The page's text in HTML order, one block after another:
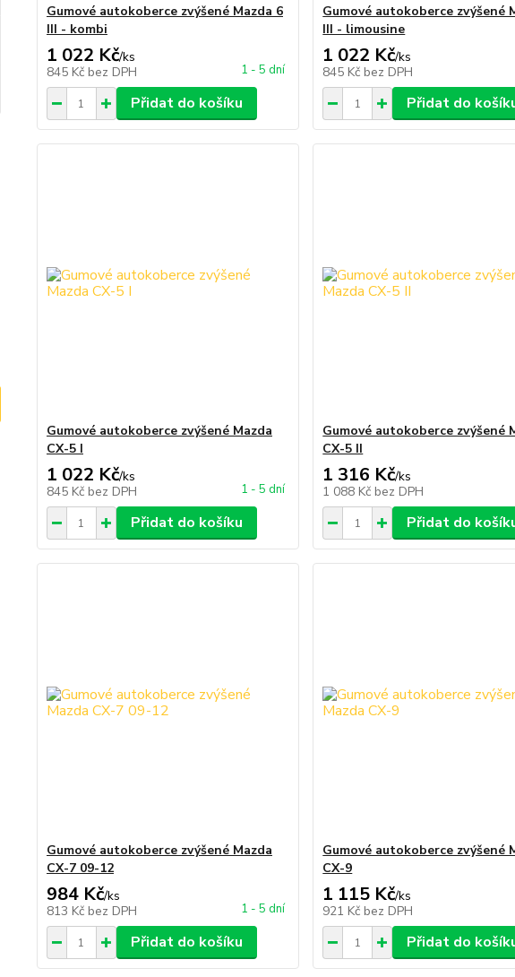
Gumové autokoberce zvýšené Mazda 6
III - kombi
1 022 Kč/ks
845 Kč bez DPH 1 - 5 dní
Přidat do košíku
Gumové autokoberce zvýšené
III - limousine
1 022 Kč/ks
845 Kč bez DPH
Přidat do
Gumové autokoberce zvýšené Mazda
CX-5 I
1 022 Kč/ks
845 Kč bez DPH 1 - 5 dní
Přidat do košíku
Gumové autokoberce zvýšené
CX-5 II
1 316 Kč/ks
1 088 Kč bez DPH
Přidat do
Gumové autokoberce zvýšené Mazda
CX-7 09-12
984 Kč/ks
813 Kč bez DPH 1 - 5 dní
Přidat do košíku
Gumové autokoberce zvýšené
CX-9
1 115 Kč/ks
921 Kč bez DPH
Přidat do